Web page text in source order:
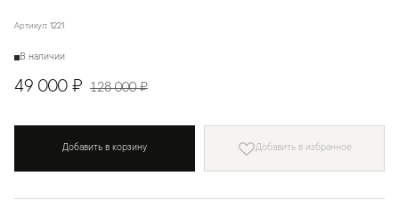
Артикул: 1221
В наличии
49 000 ₽ 128 000 ₽
Добавить в корзину Добавить в избранное